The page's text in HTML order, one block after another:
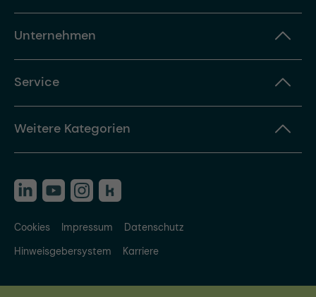
Unternehmen
Service
Weitere Kategorien
Cookies Impressum
Datenschutz
Hinweisgebersystem
Karriere